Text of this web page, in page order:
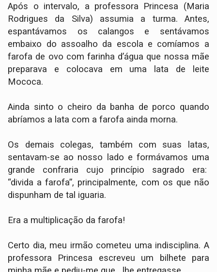
Após o intervalo, a professora Princesa (Maria
Rodrigues da Silva) assumia a turma. Antes,
espantávamos os calangos e sentávamos
embaixo do assoalho da escola e comíamos a
farofa de ovo com farinha d’água que nossa mãe
preparava e colocava em uma lata de leite
Mococa.
Ainda sinto o cheiro da banha de porco quando
abríamos a lata com a farofa ainda morna.
Os demais colegas, também com suas latas,
sentavam-se ao nosso lado e formávamos uma
grande confraria cujo princípio sagrado era:
“divida a farofa”, principalmente, com os que não
dispunham de tal iguaria.
Era a multiplicação da farofa!
Certo dia, meu irmão cometeu uma indisciplina. A
professora Princesa escreveu um bilhete para